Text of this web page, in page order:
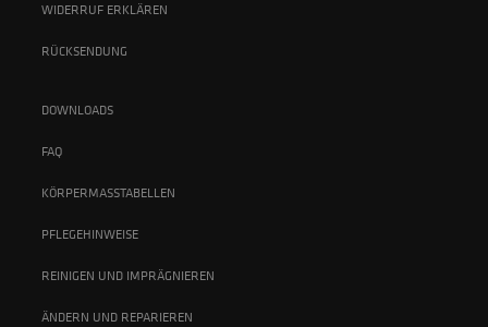
WIDERRUF ERKLÄREN
RÜCKSENDUNG
DOWNLOADS
FAQ
KÖRPERMASSTABELLEN
PFLEGEHINWEISE
REINIGEN UND IMPRÄGNIEREN
ÄNDERN UND REPARIEREN